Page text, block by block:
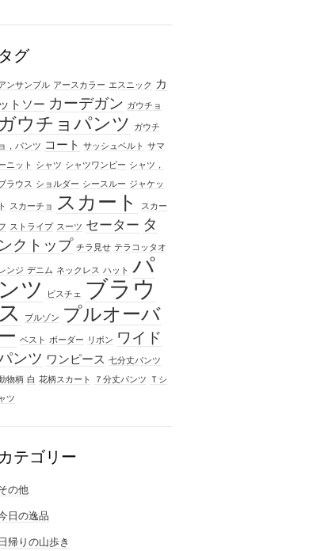
タグ
ンサンブル アースカラー エスニック
カ
ットソー カーデガン ガウチョ
ガウチョパンツ
ガウチ
ョ，パンツ コート サッシュベルト サマ
ニット シャツ シャツワンピー シャツ，
ラウス ショルダー シースルー ジャケッ
ト スカーチョ スカート スカー
ストライプ スーツ セーター タ
ンクトップ チラ見せ テラコッタオ
ンジ デニム ネックレス ハット パ
ンツ
ビスチェ
ブラウ
ス
ブルゾン プルオーバ
ー ベスト ボーダー リボン ワイド
ンツ ワンピース 七分丈パンツ
物柄 白 花柄スカート ７分丈パンツ
Ｔシ
ツ
カテゴリー
の他
日の逸品
日帰りの山歩き